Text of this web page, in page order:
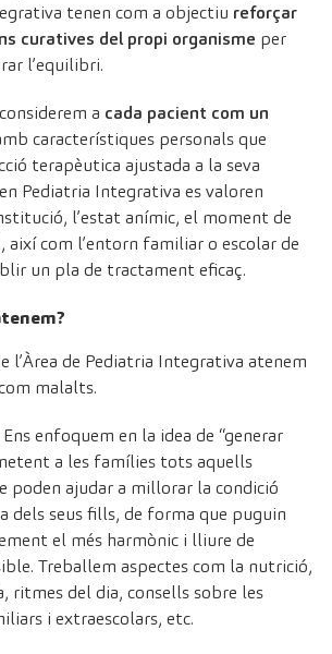
tenen com a objectiu reforçar
curatives del propi organisme per
l’equilibri.
a cada pacient com un
característiques personals que
terapèutica ajustada a la seva
Pediatria Integrativa es valoren
l’estat anímic, el moment de
així com l’entorn familiar o escolar de
un pla de tractament eficaç.
l’Àrea de Pediatria Integrativa atenem
malalts.
Ens enfoquem en la idea de “generar
a les famílies tots aquells
poden ajudar a millorar la condició
dels seus fills, de forma que puguin
el més harmònic i lliure de
Treballem aspectes com la nutrició,
ritmes del dia, consells sobre les
i extraescolars, etc.